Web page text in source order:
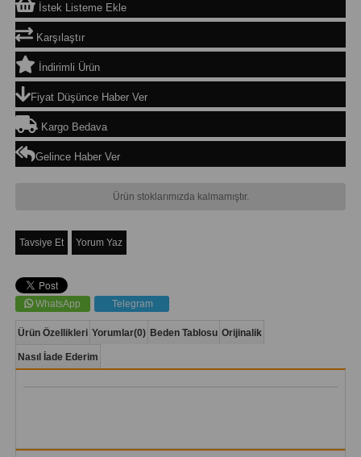
İstek Listeme Ekle
Karşılaştır
İndirimli Ürün
Fiyat Düşünce Haber Ver
Kargo Bedava
Gelince Haber Ver
Ürün stoklarımızda kalmamıştır.
Tavsiye Et Yorum Yaz
WhatsApp Telegram
Ürün Özellikleri Yorumlar(0) Beden Tablosu Orijinalik
Nasıl İade Ederim